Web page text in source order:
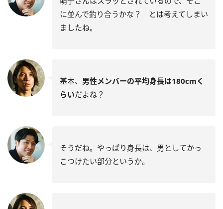
に並んで釣り合うかな？ とは考えてしまい
ましたね。
基本、 男性メンバーの平均身長は180cmく
らいだよね？
そうだね。やっぱり身長は、男としてかっ
こつけたい部分というか。